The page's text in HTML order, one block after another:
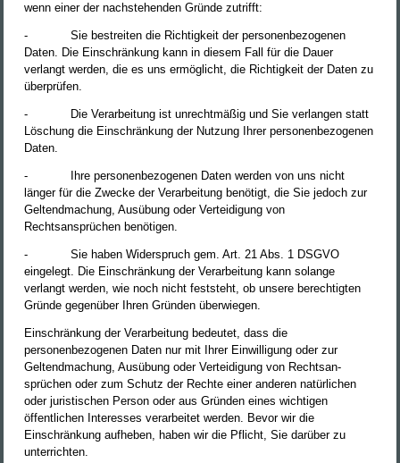
wenn einer der nachstehenden Gründe zutrifft:
-
Sie bestreiten die Richtigkeit der personenbezogenen
Daten. Die Einschränkung kann in diesem Fall für die Dauer
verlangt werden, die es uns ermöglicht, die Richtigkeit der Daten zu
überprüfen.
-
Die Verarbeitung ist unrechtmäßig und Sie verlangen statt
Löschung die Einschränkung der Nutzung Ihrer personenbezogenen
Daten.
-
Ihre personenbezogenen Daten werden von uns nicht
länger für die Zwecke der Verarbeitung benötigt, die Sie jedoch zur
Geltendmachung, Ausübung oder Verteidigung von
Rechtsansprüchen benötigen.
-
Sie haben Widerspruch gem. Art. 21 Abs. 1 DSGVO
eingelegt. Die Einschränkung der Verarbeitung kann solange
verlangt werden, wie noch nicht feststeht, ob unsere berechtigten
Gründe gegenüber Ihren Gründen überwiegen.
Einschränkung der Verarbeitung bedeutet, dass die
personenbezogenen Daten nur mit Ihrer Einwilligung oder zur
Geltendmachung, Ausübung oder Verteidigung von Rechtsan­
sprüchen oder zum Schutz der Rechte einer anderen natürlichen
oder juristischen Person oder aus Gründen eines wichtigen
öffentlichen Interesses verarbeitet werden. Bevor wir die
Einschränkung aufheben, haben wir die Pflicht, Sie darüber zu
unterrichten.